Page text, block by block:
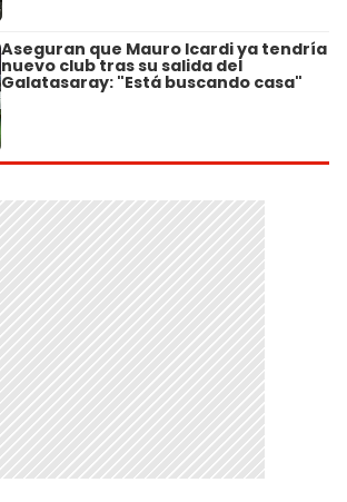
Aseguran que Mauro Icardi ya tendría
nuevo club tras su salida del
Galatasaray: "Está buscando casa"